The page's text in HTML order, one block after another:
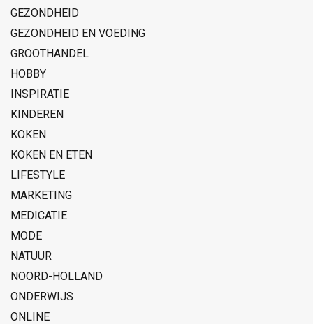
GEZONDHEID
GEZONDHEID EN VOEDING
GROOTHANDEL
HOBBY
INSPIRATIE
KINDEREN
KOKEN
KOKEN EN ETEN
LIFESTYLE
MARKETING
MEDICATIE
MODE
NATUUR
NOORD-HOLLAND
ONDERWIJS
ONLINE